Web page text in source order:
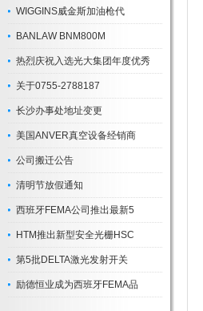
WIGGINS威金斯加油枪代
BANLAW BNM800M
热烈庆祝入选光大集团年度优秀
关于0755-2788187
长沙办事处地址变更
美国ANVER真空设备经销商
公司搬迁公告
清明节放假通知
西班牙FEMA公司推出最新5
HTM推出新型安全光栅HSC
第5批DELTA激光发射开关
励德恒业成为西班牙FEMA品